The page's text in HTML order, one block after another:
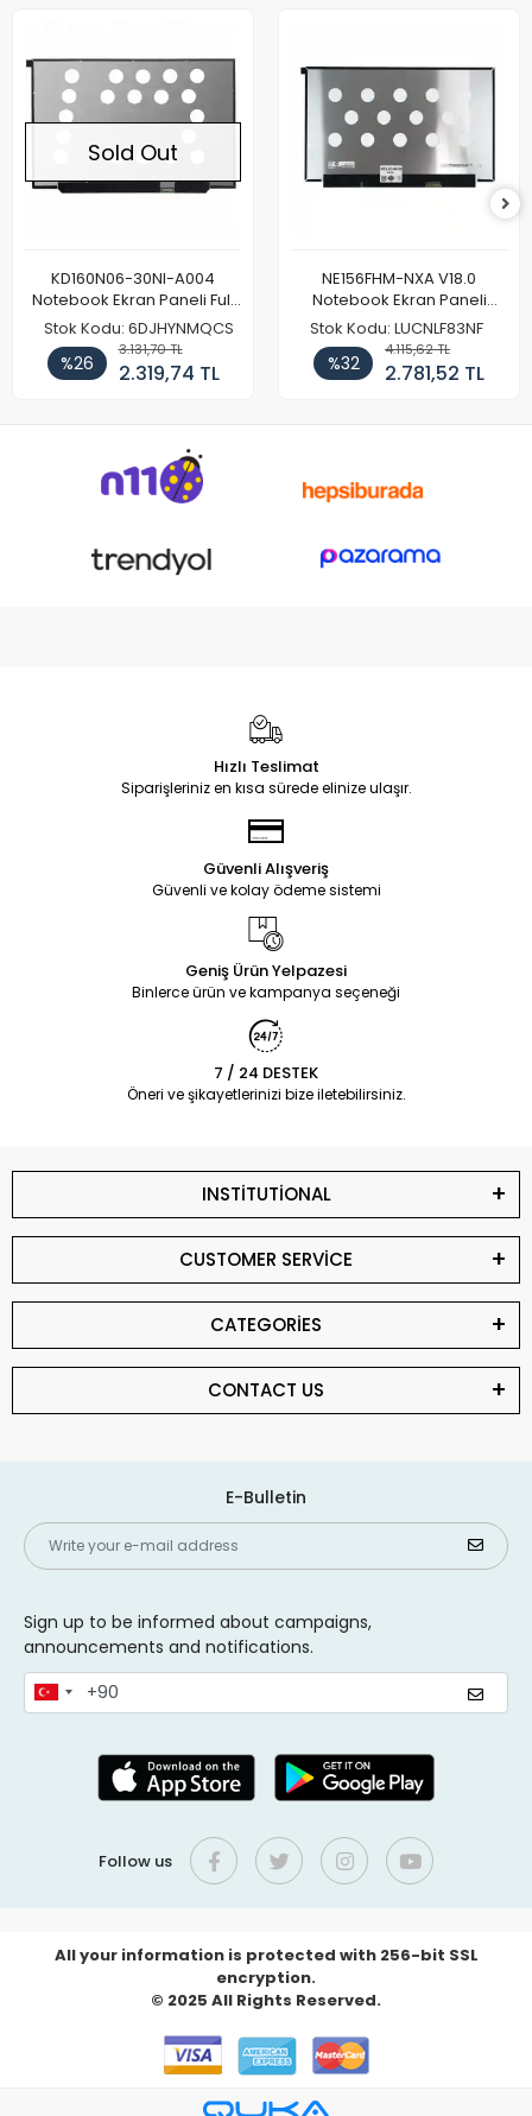
Sold Out
KD160N06-30NI-A004
Notebook Ekran Paneli Full
HD
Stok Kodu: 6DJHYNMQCS
%26
3.131,70 TL
2.319,74 TL
NE156FHM-NXA V18.0
Notebook Ekran Paneli
144Hz
Stok Kodu: LUCNLF83NF
%32
4.115,62 TL
2.781,52 TL
Hızlı Teslimat
Siparişleriniz en kısa sürede elinize ulaşır.
Güvenli Alışveriş
Güvenli ve kolay ödeme sistemi
Geniş Ürün Yelpazesi
Binlerce ürün ve kampanya seçeneği
7 / 24 DESTEK
Öneri ve şikayetlerinizi bize iletebilirsiniz.
INSTİTUTİONAL
CUSTOMER SERVİCE
CATEGORİES
CONTACT US
E-Bulletin
Sign up to be informed about campaigns,
announcements and notifications.
Follow us
All your information is protected with 256-bit SSL
encryption.
© 2025 All Rights Reserved.